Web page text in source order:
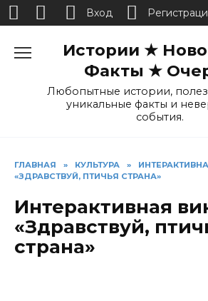
Истории ★
Факты ★
Любопытные истории,
уникальные факты и
события.
ГЛАВНАЯ » КУЛЬТУРА »
«ЗДРАВСТВУЙ, ПТИЧЬЯ СТРАНА»
Интерактивная
«Здравствуй,
страна»
Вход